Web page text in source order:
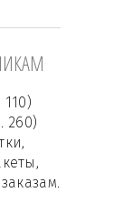
260)